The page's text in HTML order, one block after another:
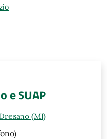
e SUAP
(MI)